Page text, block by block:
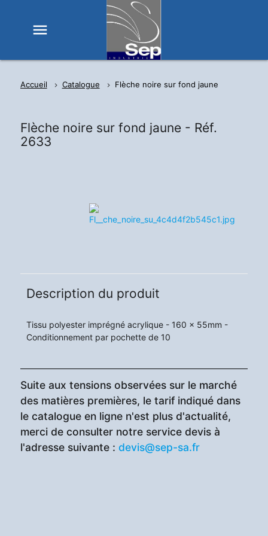
menu
Accueil Catalogue Flèche noire sur fond jaune
Flèche noire sur fond jaune - Réf.
2633
Description du produit
Tissu polyester imprégné acrylique - 160 x 55mm -
Conditionnement par pochette de 10
Suite aux tensions observées sur le marché
des matières premières, le tarif indiqué dans
le catalogue en ligne n'est plus d'actualité,
merci de consulter notre service devis à
l'adresse suivante : devis@sep-sa.fr